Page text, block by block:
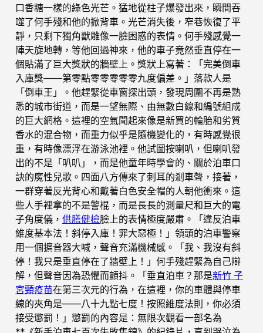
口香糖一樣的綠色光芒。猛地從柱子爆發出來，瞬間吞
噬了何手殘和他的掀背車。光芒消失後，窄巷恢復了平
靜，只剩下獨角獸雕像一臉困惑的表情。何手殘感覺一
陣天旋地轉，等他回過神來，他的車子竟然垂直停在一
個貼滿了巨大獎狀的牆壁上。獎狀上寫著：「完美倒車
入庫獎——第零點零零零零零九度偏差。」落款人是
「倒車王」。他趕緊從車窗探出頭，發現周圍不再是熟
悉的城市街道，而是一望無際、由無數白線和編號組成
的巨大網格。這裡的空氣聞起來像是新買的輪胎和劣質
香水的混合物，而重力似乎是隨機變化的，有時感覺很
重，有時像漂浮在游泳池裡。他試圖按喇叭，但喇叭發
出的不是「叭叭」，而是他童年時學會的、關於泊車口
訣的魔性兒歌。四面八方傳來了刺耳的剎車聲，接著，
一群穿著反光背心和戴著白色安全帽的人朝他衝來。這
些人手裡拿的不是警棍，而是長長的測量尺和巨大的電
子角度儀， 供膳健檢臉上的表情極度嚴肅。「違反泊車
維度基本法！斜停入庫！罪大惡極！」領頭的泊車警察
用一個擴音器大喊，聲音充滿機械感。「我、我沒有斜
停！我只是垂直停在了牆壁上！」何手殘趕緊為自己辯
解，但聲音因為恐懼而顫抖。「垂直泊車？那是新竹 子
宮頸疫苗在第三次元的行為，在這裡，你的車體與停車
線的夾角是——八十九點七度！按照維度法則，你必須
接受懲罰！」懲罰的內容是：無限次觀看一部名為